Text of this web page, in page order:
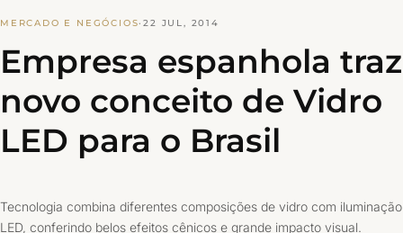
MERCADO E NEGÓCIOS·22 JUL, 2014
Empresa espanhola traz
novo conceito de Vidro
LED para o Brasil
Tecnologia combina diferentes composições de vidro com iluminação
LED, conferindo belos efeitos cênicos e grande impacto visual.